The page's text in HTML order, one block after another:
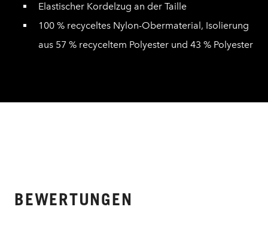
Elastischer Kordelzug an der Taille
100 % recyceltes Nylon-Obermaterial, Isolierung
aus 57 % recyceltem Polyester und 43 % Polyester
BEWERTUNGEN